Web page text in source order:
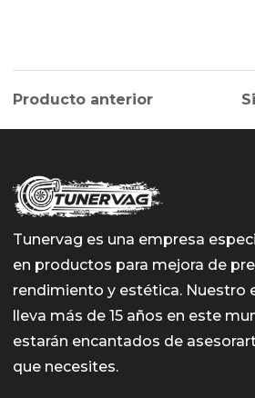
Producto anterior
Tunervag es una empresa
en productos para mejora de
rendimiento y estética. Nuestro
lleva más de 15 años en este
estarán encantados de
que necesites.